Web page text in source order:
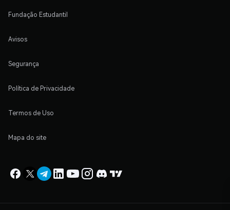
Fundação Estudantil
Avisos
Segurança
Política de Privacidade
Termos de Uso
Mapa do site